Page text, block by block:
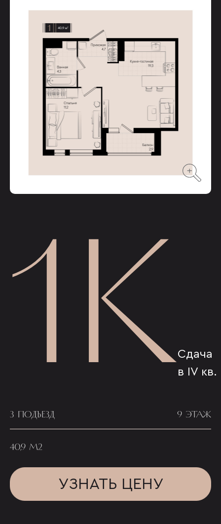
1КСдача
в IV кв.
3 ПОДЪЕЗД 9 ЭТАЖ
40,9 М2
УЗНАТЬ ЦЕНУ